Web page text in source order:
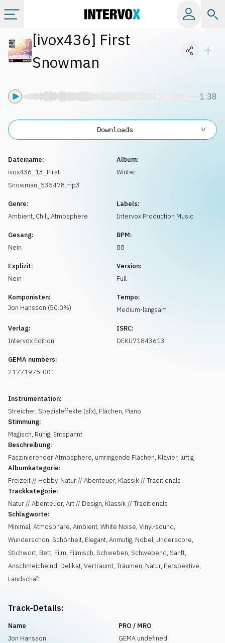
Kategorien
[ivox436] First
Snowman
1:38
Dateiname:
ivox436_13_First-
Snowman_535478.mp3
Album:
Winter
Genre:
Ambient, Chill, Atmosphere
Labels:
Intervox Production Music
Gesang:
Nein
BPM:
88
Explizit:
Nein
Version:
Full
Komponisten:
Jon Hansson (50.0%)
Tempo:
Medium-langsam
Verlag:
Intervox Edition
ISRC:
DEKU71843613
GEMA numbers:
21771975-001
Instrumentation:
Streicher, Spezialeffekte (sfx), Flächen, Piano
Stimmung:
Magisch, Ruhig, Entspannt
Beschreibung:
Faszinierender Atmosphere, umringende Flächen, Klavier, luftig
Albumkategorie:
Freizeit // Hobby, Natur // Abenteuer, Klassik // Traditionals
Trackkategorie:
Natur // Abenteuer, Art // Design, Klassik // Traditionals
Schlagworte:
Minimal, Atmosphäre, Ambient, White Noise, Vinyl-sound,
Wunderschön, Schönheit, Elegant, Anmutig, Nobel, Underscore,
Stichwort, Bett, Film, Filmisch, Schweben, Schwebend, Sanft,
Anschmeichelnd, Delikat, Verträumt, Träumen, Natur, Perspektive,
Landschaft
Downloads
Track-Details:
Name
Jon Hansson
PRO / MRO
GEMA undefined